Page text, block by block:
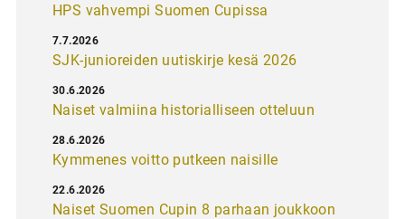
HPS vahvempi Suomen Cupissa
SJK-junioreiden uutiskirje kesä 2026
7.7.2026
Naiset valmiina historialliseen otteluun
30.6.2026
Kymmenes voitto putkeen naisille
28.6.2026
Naiset Suomen Cupin 8 parhaan joukkoon
22.6.2026